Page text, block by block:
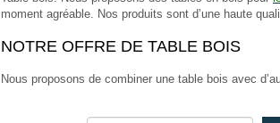
moment agréable. Nos produits sont d’une haute
NOTRE OFFRE DE TABLE BOIS
Nous proposons de combiner une table bois avec